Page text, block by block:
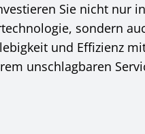
Sie nicht nur in
sondern
und Effizienz
unschlagbaren